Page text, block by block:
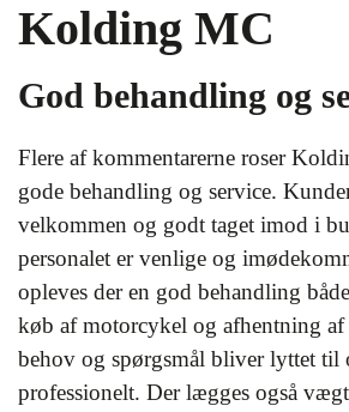
Kolding MC
God behandling og
Flere af kommentarerne roser
gode behandling og service.
velkommen og godt taget imod i
personalet er venlige og
opleves der en god behandling
køb af motorcykel og afhentning af
behov og spørgsmål bliver lyttet til
professionelt. Der lægges også